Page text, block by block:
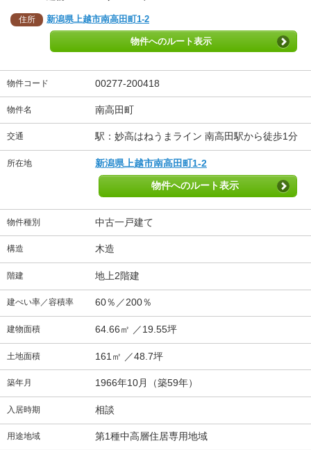
住所 新潟県上越市南高田町1-2
物件へのルート表示
物件コード 00277-200418
物件名 南高田町
交通 駅：妙高はねうまライン 南高田駅から徒歩1分
所在地 新潟県上越市南高田町1-2
物件へのルート表示
物件種別 中古一戸建て
構造 木造
階建 地上2階建
建ぺい率／容積率 60％／200％
建物面積 64.66㎡ ／19.55坪
土地面積 161㎡ ／48.7坪
築年月 1966年10月（築59年）
入居時期 相談
用途地域 第1種中高層住居専用地域